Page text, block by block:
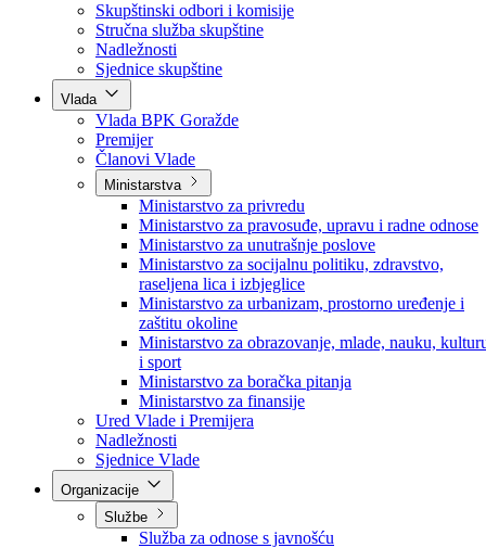
Poslanici po strankama
Poslanici po klubovima naroda
Kolegij skupštine
Skupštinski odbori i komisije
Stručna služba skupštine
Nadležnosti
Sjednice skupštine
Vlada
Vlada BPK Goražde
Premijer
Članovi Vlade
Ministarstva
Ministarstvo za privredu
Ministarstvo za pravosuđe, upravu i radne odnose
Ministarstvo za unutrašnje poslove
Ministarstvo za socijalnu politiku, zdravstvo,
raseljena lica i izbjeglice
Ministarstvo za urbanizam, prostorno uređenje i
zaštitu okoline
Ministarstvo za obrazovanje, mlade, nauku,
i sport
Ministarstvo za boračka pitanja
Ministarstvo za finansije
Ured Vlade i Premijera
Nadležnosti
Sjednice Vlade